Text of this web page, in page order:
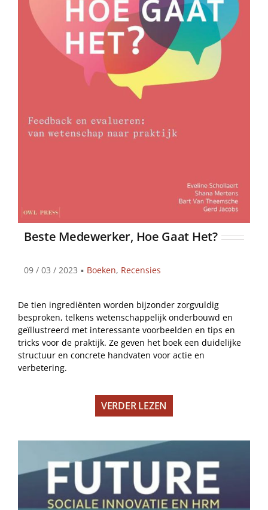
Beste Medewerker, Hoe Gaat Het?
09 / 03 / 2023 ▪ Boeken, Recensies
De tien ingrediënten worden bijzonder zorgvuldig
besproken, telkens wetenschappelijk onderbouwd en
geïllustreerd met interessante voorbeelden en tips en
tricks voor de praktijk. Ze geven het boek een duidelijke
structuur en concrete handvaten voor actie en
verbetering.
VERDER LEZEN